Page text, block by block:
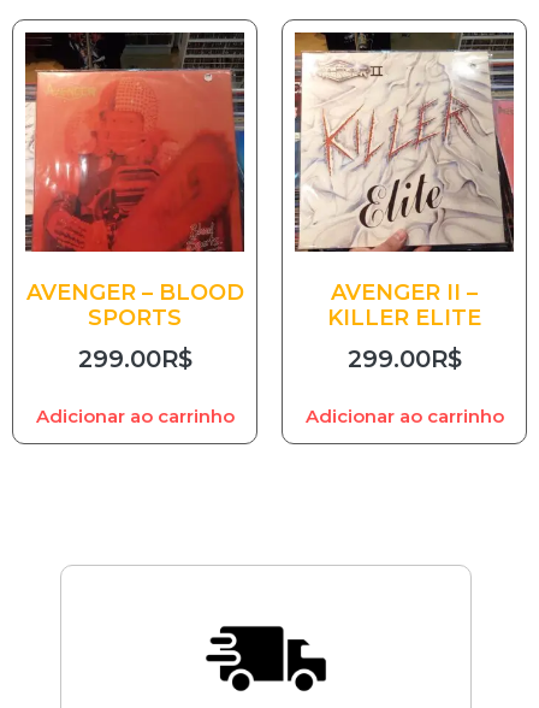
AVENGER – BLOOD
SPORTS
299.00R$
Adicionar ao carrinho
AVENGER II –
KILLER ELITE
299.00R$
Adicionar ao carrinho